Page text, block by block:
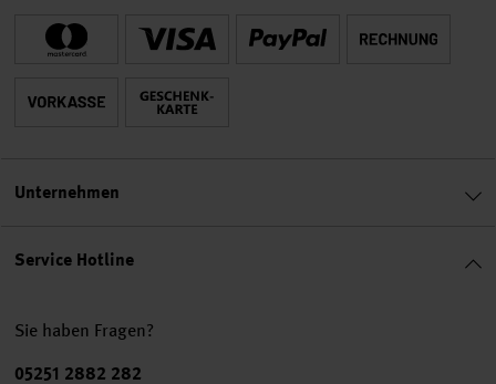
Service Hotline
Sie haben Fragen?
Telefonnummer
05251 2882 282
Unternehmen